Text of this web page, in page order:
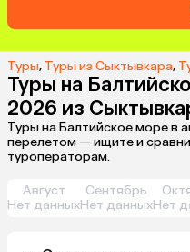
Туры, Туры из Сыктывкара,
Туры на
2026 из
Туры на Балтийское море в
перелетом — ищите и
туроператорам.
Август
Нет данных
Сентябрь
Нет данныхНет